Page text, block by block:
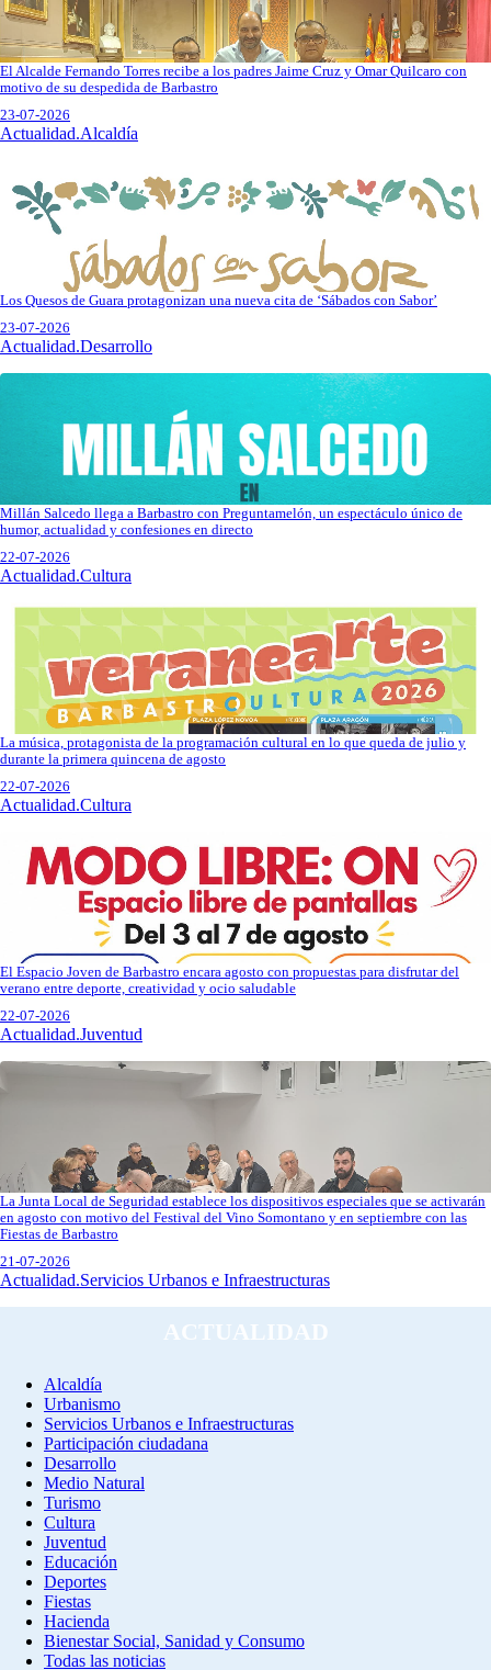
El Alcalde Fernando Torres recibe a los padres Jaime Cruz y Omar Quilcaro con
motivo de su despedida de Barbastro
23-07-2026
Actualidad.Alcaldía
Los Quesos de Guara protagonizan una nueva cita de ‘Sábados con Sabor’
23-07-2026
Actualidad.Desarrollo
Millán Salcedo llega a Barbastro con Preguntamelón, un espectáculo único de
humor, actualidad y confesiones en directo
22-07-2026
Actualidad.Cultura
La música, protagonista de la programación cultural en lo que queda de julio y
durante la primera quincena de agosto
22-07-2026
Actualidad.Cultura
El Espacio Joven de Barbastro encara agosto con propuestas para disfrutar del
verano entre deporte, creatividad y ocio saludable
22-07-2026
Actualidad.Juventud
La Junta Local de Seguridad establece los dispositivos especiales que se activarán
en agosto con motivo del Festival del Vino Somontano y en septiembre con las
Fiestas de Barbastro
21-07-2026
Actualidad.Servicios Urbanos e Infraestructuras
ACTUALIDAD
Alcaldía
Urbanismo
Servicios Urbanos e Infraestructuras
Participación ciudadana
Desarrollo
Medio Natural
Turismo
Cultura
Juventud
Educación
Deportes
Fiestas
Hacienda
Bienestar Social, Sanidad y Consumo
Todas las noticias